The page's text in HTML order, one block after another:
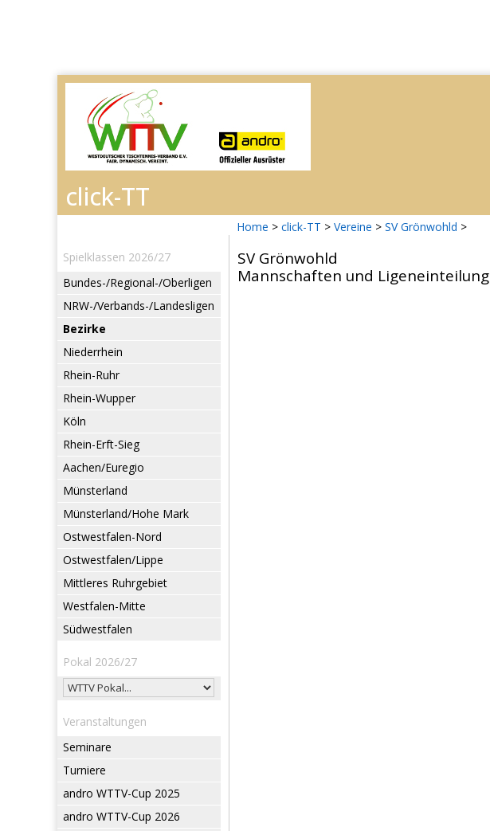
Home > click-TT > Vereine > SV Grönwohld >
Spielklassen 2026/27
Bundes-/Regional-/Oberligen
NRW-/Verbands-/Landesligen
Bezirke
Niederrhein
Rhein-Ruhr
Rhein-Wupper
Köln
Rhein-Erft-Sieg
Aachen/Euregio
Münsterland
Münsterland/Hohe Mark
Ostwestfalen-Nord
Ostwestfalen/Lippe
Mittleres Ruhrgebiet
Westfalen-Mitte
Südwestfalen
Pokal 2026/27
Veranstaltungen
Seminare
Turniere
andro WTTV-Cup 2025
andro WTTV-Cup 2026
SV Grönwohld
Mannschaften und Ligeneinteilung